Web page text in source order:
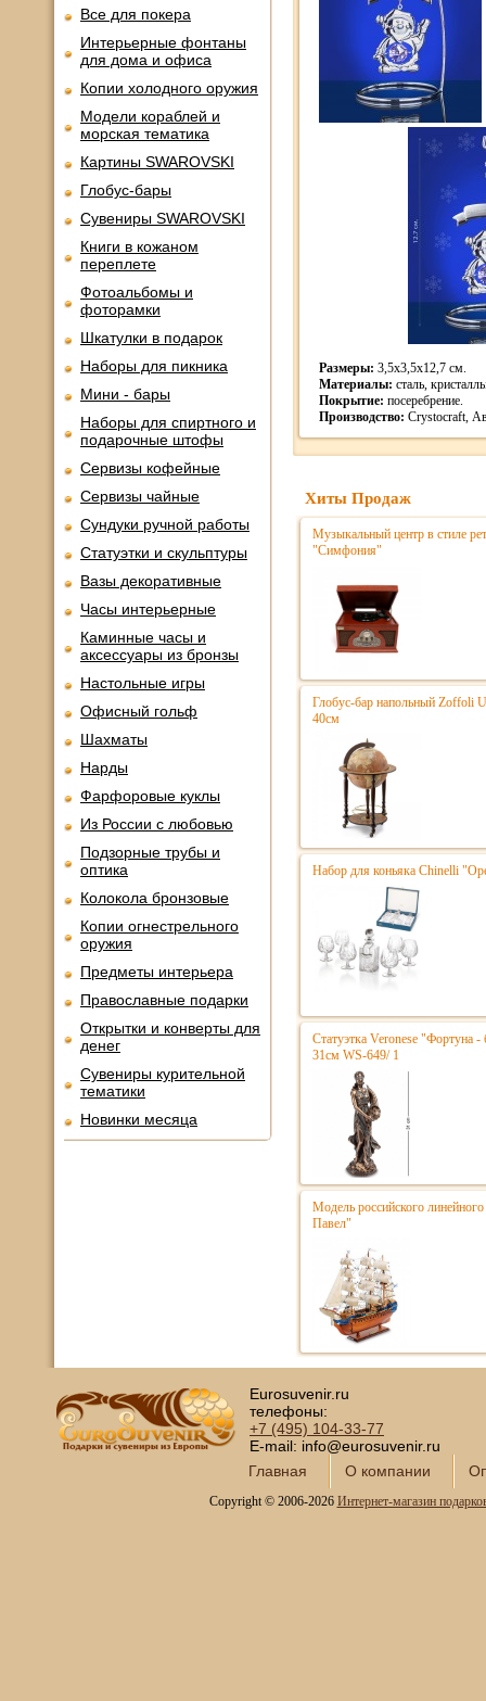
Все для покера
Интерьерные фонтаны
для дома и офиса
Копии холодного оружия
Модели кораблей и
морская тематика
Картины SWAROVSKI
Глобус-бары
Сувениры SWAROVSKI
Книги в кожаном
переплете
Фотоальбомы и
фоторамки
Шкатулки в подарок
Наборы для пикника
Мини - бары
Наборы для спиртного и
подарочные штофы
Сервизы кофейные
Сервизы чайные
Сундуки ручной работы
Статуэтки и скульптуры
Вазы декоративные
Часы интерьерные
Каминные часы и
аксессуары из бронзы
Настольные игры
Офисный гольф
Шахматы
Нарды
Фарфоровые куклы
Из России с любовью
Подзорные трубы и
оптика
Колокола бронзовые
Копии огнестрельного
оружия
Предметы интерьера
Православные подарки
Открытки и конверты для
денег
Сувениры курительной
тематики
Новинки месяца
Размеры: 3,5х3,5х12,7 см.
Материалы: сталь,
Покрытие: посеребрение.
Производство: Crystocraft,
Хиты Продаж
Музыкальный центр в стиле
"Симфония"
Глобус-бар напольный Zoffoli
40см
Набор для коньяка Chinelli
Статуэтка Veronese "Фортуна
31см WS-649/ 1
Модель российского
Павел"
Eurosuvenir.ru
телефоны:
+7 (495) 104-33-77
E-mail: info@eurosuvenir.ru
Главная
О компании
Copyright © 2006-2026 Интернет-магазин